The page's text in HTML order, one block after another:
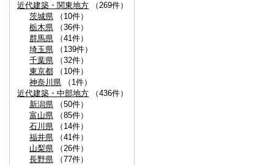
近代建築・関東地方 （269件）
茨城県 （10件）
栃木県 （36件）
群馬県 （41件）
埼玉県 （139件）
千葉県 （32件）
東京都 （10件）
神奈川県 （1件）
近代建築・中部地方 （436件）
新潟県 （50件）
富山県 （85件）
石川県 （14件）
福井県 （41件）
山梨県 （26件）
長野県 （77件）